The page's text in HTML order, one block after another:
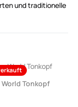
und traditionelle
Tonkopf